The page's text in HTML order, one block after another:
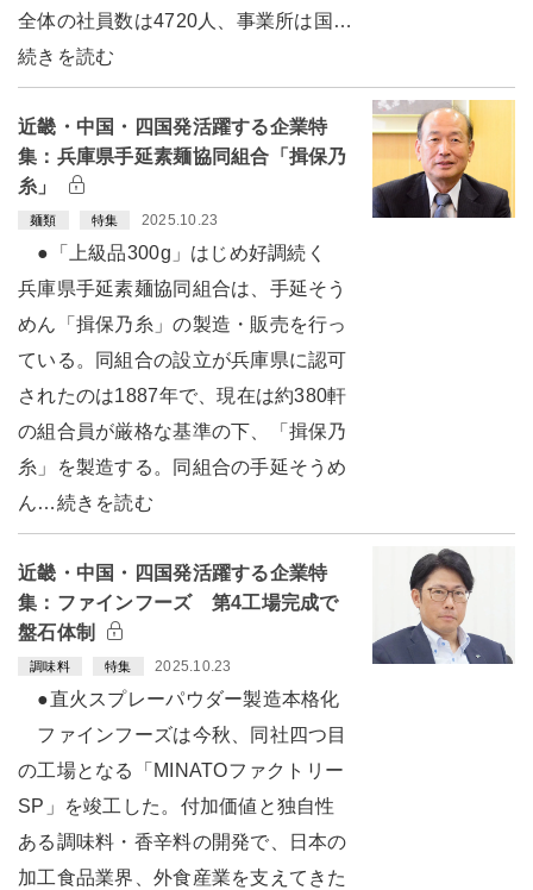
全体の社員数は4720人、事業所は国…
続きを読む
近畿・中国・四国発活躍する企業特
集：兵庫県手延素麺協同組合「揖保乃
糸」
麺類 特集 2025.10.23
●「上級品300g」はじめ好調続く
兵庫県手延素麺協同組合は、手延そう
めん「揖保乃糸」の製造・販売を行っ
ている。同組合の設立が兵庫県に認可
されたのは1887年で、現在は約380軒
の組合員が厳格な基準の下、「揖保乃
糸」を製造する。同組合の手延そうめ
ん…続きを読む
近畿・中国・四国発活躍する企業特
集：ファインフーズ 第4工場完成で
盤石体制
調味料 特集 2025.10.23
●直火スプレーパウダー製造本格化
ファインフーズは今秋、同社四つ目
の工場となる「MINATOファクトリー
SP」を竣工した。付加価値と独自性
ある調味料・香辛料の開発で、日本の
加工食品業界、外食産業を支えてきた